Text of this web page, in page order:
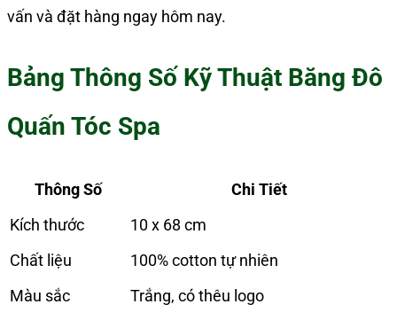
vấn và đặt hàng ngay hôm nay.
Bảng Thông Số Kỹ Thuật Băng Đô
Quấn Tóc Spa
Thông Số
Chi Tiết
Kích thước
10 x 68 cm
Chất liệu
100% cotton tự nhiên
Màu sắc
Trắng, có thêu logo